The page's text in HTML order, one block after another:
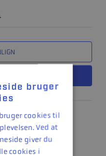
bruger
cookies til
Ved at
giver du
cookies i